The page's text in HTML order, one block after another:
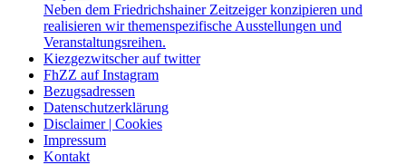
Neben dem Friedrichshainer Zeitzeiger konzipieren und
realisieren wir themenspezifische Ausstellungen und
Veranstaltungsreihen.
Kiezgezwitscher auf twitter
FhZZ auf Instagram
Bezugsadressen
Datenschutzerklärung
Disclaimer | Cookies
Impressum
Kontakt